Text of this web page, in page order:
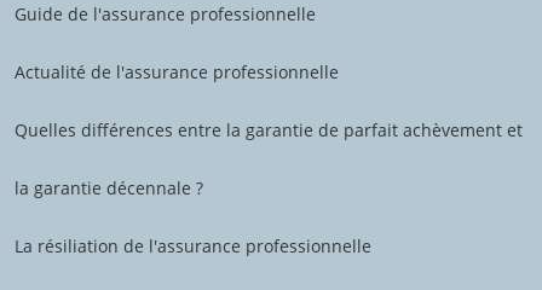
Guide de l'assurance professionnelle
Actualité de l'assurance professionnelle
Quelles différences entre la garantie de parfait achèvement et
la garantie décennale ?
La résiliation de l'assurance professionnelle